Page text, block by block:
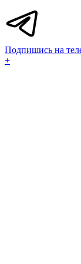
Подпишись на
+